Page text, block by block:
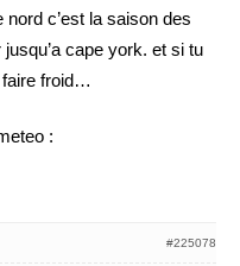
c’est la saison des
cape york. et si tu
faire froid…
:
#225078